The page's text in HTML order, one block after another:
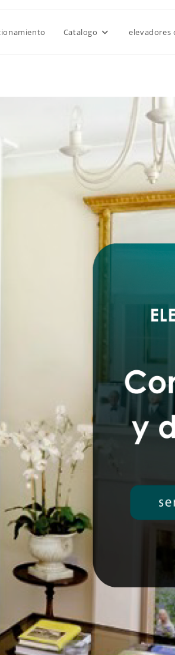
Catalogo elevadores